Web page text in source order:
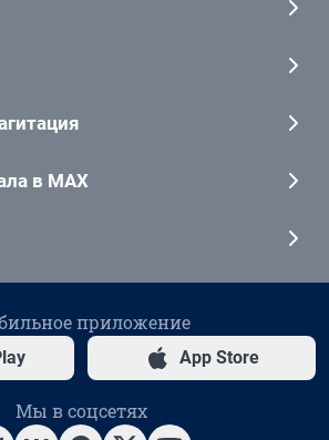
в MAX
приложение
App Store
Мы в соцсетях